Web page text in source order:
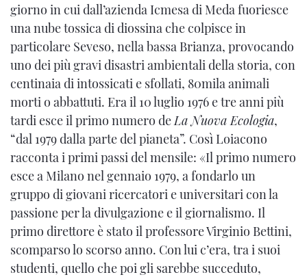
giorno in cui dall’azienda Icmesa di Meda fuoriesce
una nube tossica di diossina che colpisce in
particolare Seveso, nella bassa Brianza, provocando
uno dei più gravi disastri ambientali della storia, con
centinaia di intossicati e sfollati, 80mila animali
morti o abbattuti. Era il 10 luglio 1976 e tre anni più
tardi esce il primo numero de La Nuova Ecologia,
“dal 1979 dalla parte del pianeta”. Così Loiacono
racconta i primi passi del mensile: «Il primo numero
esce a Milano nel gennaio 1979, a fondarlo un
gruppo di giovani ricercatori e universitari con la
passione per la divulgazione e il giornalismo. Il
primo direttore è stato il professore Virginio Bettini,
scomparso lo scorso anno. Con lui c’era, tra i suoi
studenti, quello che poi gli sarebbe succeduto,